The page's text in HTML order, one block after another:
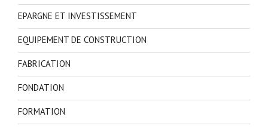
EPARGNE ET INVESTISSEMENT
EQUIPEMENT DE CONSTRUCTION
FABRICATION
FONDATION
FORMATION